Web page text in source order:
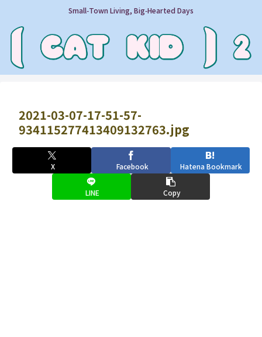
Small‑Town Living, Big‑Hearted Days
2021-03-07-17-51-57-
934115277413409132763.jpg
X Facebook Hatena Bookmark
LINE Copy